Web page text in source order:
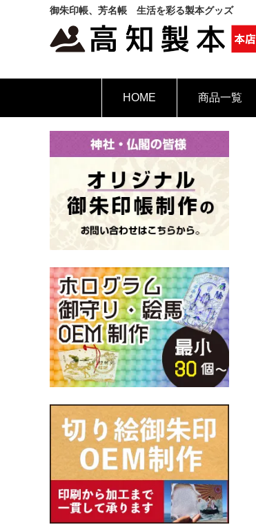
御朱印帳、芳名帳 生活を彩る製本グッズ
HOME 商品一覧